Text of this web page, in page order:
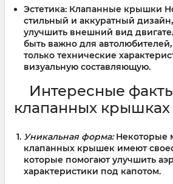
Эстетика: Клапанные крышки
стильный и аккуратный
улучшить внешний вид
быть важно для
только технические
визуальную составляющую.
Интересные
клапанных крышках
Уникальная форма:Некоторые
клапанных крышек имеют
которые помогают улучшить
характеристики под капотом.